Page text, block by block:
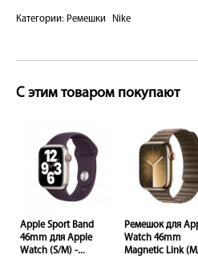
Категории: Ремешки Nike
С этим товаром покупают
Apple Sport Band
46mm для Apple
Watch (S/M) -...
Ремешок для
Watch 46mm
Magnetic Link